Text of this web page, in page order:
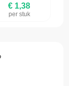
€ 1,38
per stuk